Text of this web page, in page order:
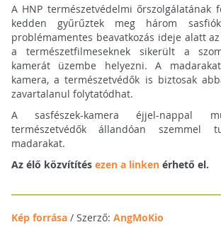
A HNP természetvédelmi őrszolgálatának
kedden gyűrűztek meg három
problémamentes beavatkozás ideje alatt
a természetfilmeseknek sikerült a
kamerát üzembe helyezni. A
kamera, a természetvédők is biztosak
zavartalanul folytatódhat.
A sasfészek-kamera éjjel-nappal
természetvédők állandóan
madarakat.
Az élő közvítítés ezen a linkenérhető el.
Kép forrása/ Szerző: AngMoKio